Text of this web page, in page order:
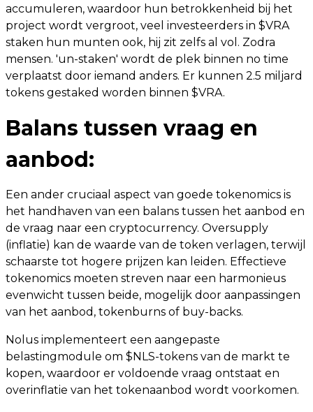
accumuleren, waardoor hun betrokkenheid bij het
project wordt vergroot, veel investeerders in $VRA
staken hun munten ook, hij zit zelfs al vol. Zodra
mensen. 'un-staken' wordt de plek binnen no time
verplaatst door iemand anders. Er kunnen 2.5 miljard
tokens gestaked worden binnen $VRA.
Balans tussen vraag en
aanbod:
Een ander cruciaal aspect van goede tokenomics is
het handhaven van een balans tussen het aanbod en
de vraag naar een cryptocurrency. Oversupply
(inflatie) kan de waarde van de token verlagen, terwijl
schaarste tot hogere prijzen kan leiden. Effectieve
tokenomics moeten streven naar een harmonieus
evenwicht tussen beide, mogelijk door aanpassingen
van het aanbod, tokenburns of buy-backs.
Nolus implementeert een aangepaste
belastingmodule om $NLS-tokens van de markt te
kopen, waardoor er voldoende vraag ontstaat en
overinflatie van het tokenaanbod wordt voorkomen.